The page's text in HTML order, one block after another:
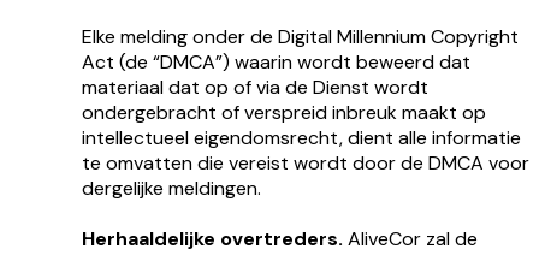
Elke melding onder de Digital Millennium Copyright
Act (de “DMCA”) waarin wordt beweerd dat
materiaal dat op of via de Dienst wordt
ondergebracht of verspreid inbreuk maakt op
intellectueel eigendomsrecht, dient alle informatie
te omvatten die vereist wordt door de DMCA voor
dergelijke meldingen.
Herhaaldelijke overtreders. AliveCor zal de